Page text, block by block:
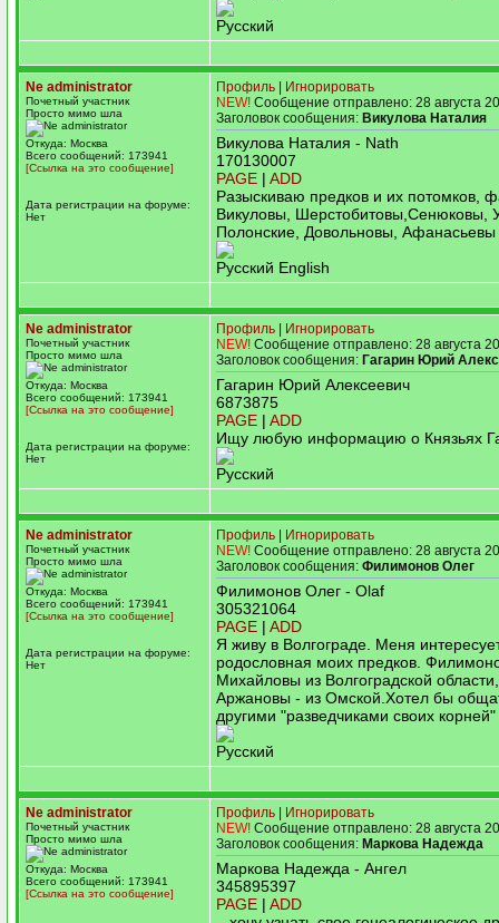
Русский
Ne administrator
Почетный участник
Просто мимо шла
Откуда: Москва
Всего сообщений: 173941
[Ссылка на это сообщение]
Дата регистрации на форуме:
Нет
Профиль
Игнорировать
NEW! Сообщение отправлено: 28 августа
Заголовок сообщения: Викулова Наталия
Викулова Наталия - Nath
170130007
PAGE | ADD
Разыскиваю предков и их потомков,
Викуловы, Шерстобитовы,Сенюковы,
Полонские, Довольновы, Афанасьевы
Русский English
Ne administrator
Почетный участник
Просто мимо шла
Откуда: Москва
Всего сообщений: 173941
[Ссылка на это сообщение]
Дата регистрации на форуме:
Нет
Профиль
Игнорировать
NEW! Сообщение отправлено: 28 августа
Заголовок сообщения: Гагарин Юрий
Гагарин Юрий Алексеевич
6873875
PAGE | ADD
Ищу любую информацию о Князьях
Русский
Ne administrator
Почетный участник
Просто мимо шла
Откуда: Москва
Всего сообщений: 173941
[Ссылка на это сообщение]
Дата регистрации на форуме:
Нет
Профиль
Игнорировать
NEW! Сообщение отправлено: 28 августа
Заголовок сообщения: Филимонов Олег
Филимонов Олег - Olaf
305321064
PAGE | ADD
Я живу в Волгограде. Меня
родословная моих предков.
Михайловы из Волгоградской
Аржановы - из Омской.Хотел бы
другими "разведчиками своих
Русский
Ne administrator
Почетный участник
Просто мимо шла
Откуда: Москва
Всего сообщений: 173941
[Ссылка на это сообщение]
Профиль
Игнорировать
NEW! Сообщение отправлено: 28 августа
Заголовок сообщения: Маркова Надежда
Маркова Надежда - Ангел
345895397
PAGE | ADD